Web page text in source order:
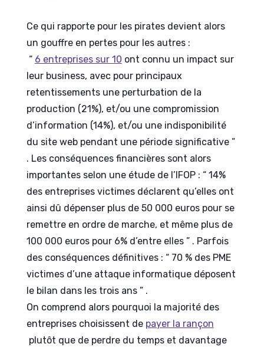
Ce qui rapporte pour les pirates devient alors
un gouffre en pertes pour les autres :
“ 6 entreprises sur 10 ont connu un impact sur
leur business, avec pour principaux
retentissements une perturbation de la
production (21%), et/ou une compromission
d’information (14%), et/ou une indisponibilité
du site web pendant une période significative ”
. Les conséquences financières sont alors
importantes selon une étude de l’IFOP : “ 14%
des entreprises victimes déclarent qu’elles ont
ainsi dû dépenser plus de 50 000 euros pour se
remettre en ordre de marche, et même plus de
100 000 euros pour 6% d’entre elles ” . Parfois
des conséquences définitives : “ 70 % des PME
victimes d’une attaque informatique déposent
le bilan dans les trois ans ” .
On comprend alors pourquoi la majorité des
entreprises choisissent de payer la rançon
plutôt que de perdre du temps et davantage